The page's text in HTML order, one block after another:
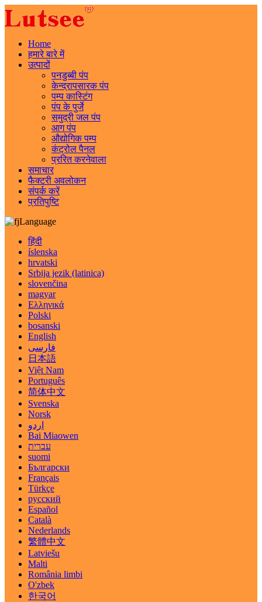
Home
हमारे बारे में
उत्पादों
पनडुब्बी पंप
केन्द्रापसारक पंप
पम्प कास्टिंग
पंप के पुर्जे
समुद्री जल पंप
आग पंप
औद्योगिक पम्प
कंट्रोल पैनल
प्ररित करनेवाला
समाचार
फैक्टरी अवलोकन
संपर्क करें
प्रतिपुष्टि
Language
हिंदी
íslenska
hrvatski
Srbija jezik (latinica)
slovenčina
magyar
Ελληνικά
Polski
bosanski
English
فارسی
日本語
Việt Nam
Português
简体中文
Svenska
Norsk
اردو
Bai Miaowen
עברית
suomi
Български
Français
Türkçe
русский
Español
Català
Nederlands
繁體中文
Latviešu
Malti
România limbi
O'zbek
한국어